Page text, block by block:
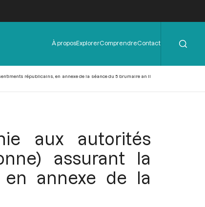
Menu
de
À proposExplorerComprendreContact
républicains, en annexe de la séance du 5 brumaire an II
aux autorités
assurant la
en annexe de la